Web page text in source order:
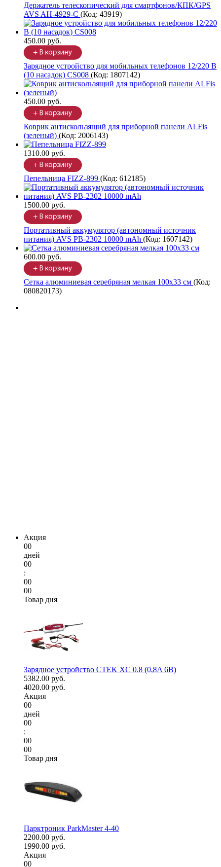
Держатель телескопический для смартфонов/КПК/GPS
AVS AH-4929-C (Код: 43919)
450.00 руб.
Зарядное устройство для мобильных телефонов 12/220 В
(10 насадок) CS008 (Код: 1807142)
450.00 руб.
Коврик антискользящий для приборной панели ALFis
(зеленый) (Код: 2006143)
1310.00 руб.
Пепельница FIZZ-899 (Код: 612185)
1500.00 руб.
Портативный аккумулятор (автономный источник
питания) AVS PB-2302 10000 mAh (Код: 1607142)
600.00 руб.
Сетка алюминиевая серебряная мелкая 100х33 см (Код:
080820173)
Акция
00
дней
00
:
00
00
Товар дня
Зарядное устройство CTEK XC 0.8 (0,8A 6В)
5382.00 руб.
4020.00 руб.
Акция
00
дней
00
:
00
00
Товар дня
Парктроник ParkMaster 4-40
2200.00 руб.
1990.00 руб.
Акция
00